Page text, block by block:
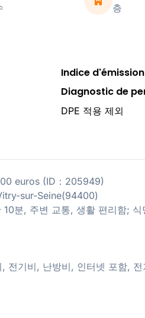
층
Indice
Diagnostic de
DPE 적용 제외
euros (ID：205949)
sur-Seine(94400)
분, 주변 교통, 생활 편리함;
기비, 난방비, 인터넷 포함,